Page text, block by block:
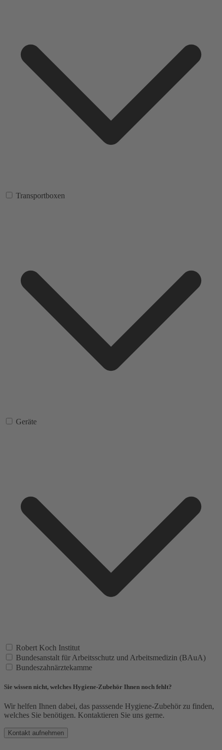
Transportboxen
Geräte
Robert Koch Institut
Bundesanstalt für Arbeitsschutz und Arbeitsmedizin (BAuA)
Bundeszahnärztekamme
Sie wissen nicht, welches Hygiene-Zubehör Ihnen noch fehlt?
Wir helfen Ihnen dabei, das passsende Hygiene-Zubehör zu finden,
welches Sie benötigen. Kontaktieren Sie uns gerne.
Kontakt aufnehmen